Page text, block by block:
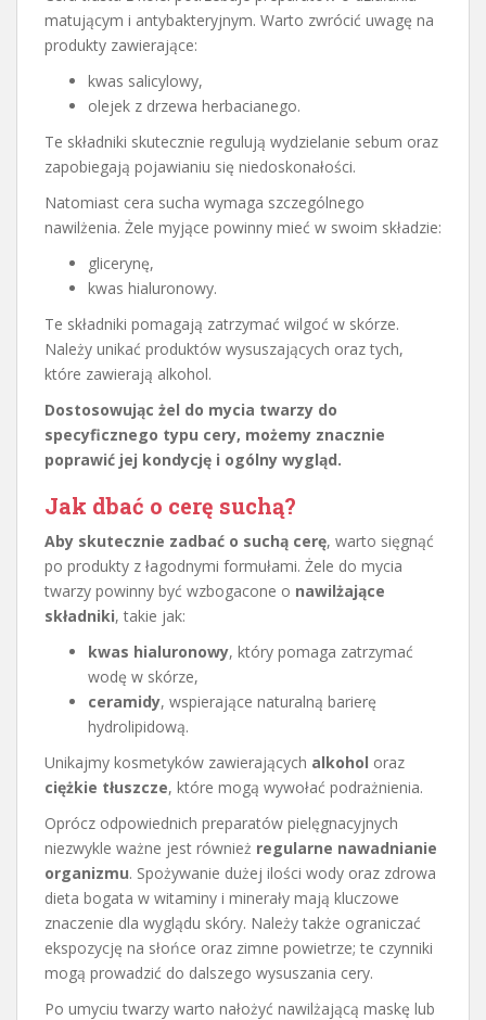
matującym i antybakteryjnym. Warto zwrócić uwagę na
produkty zawierające:
kwas salicylowy,
olejek z drzewa herbacianego.
Te składniki skutecznie regulują wydzielanie sebum oraz
zapobiegają pojawianiu się niedoskonałości.
Natomiast cera sucha wymaga szczególnego
nawilżenia. Żele myjące powinny mieć w swoim składzie:
glicerynę,
kwas hialuronowy.
Te składniki pomagają zatrzymać wilgoć w skórze.
Należy unikać produktów wysuszających oraz tych,
które zawierają alkohol.
Dostosowując żel do mycia twarzy do
specyficznego typu cery, możemy znacznie
poprawić jej kondycję i ogólny wygląd.
Jak dbać o cerę suchą?
Aby skutecznie zadbać o suchą cerę, warto sięgnąć
po produkty z łagodnymi formułami. Żele do mycia
twarzy powinny być wzbogacone o nawilżające
składniki, takie jak:
kwas hialuronowy, który pomaga zatrzymać
wodę w skórze,
ceramidy, wspierające naturalną barierę
hydrolipidową.
Unikajmy kosmetyków zawierających alkohol oraz
ciężkie tłuszcze, które mogą wywołać podrażnienia.
Oprócz odpowiednich preparatów pielęgnacyjnych
niezwykle ważne jest również regularne nawadnianie
organizmu. Spożywanie dużej ilości wody oraz zdrowa
dieta bogata w witaminy i minerały mają kluczowe
znaczenie dla wyglądu skóry. Należy także ograniczać
ekspozycję na słońce oraz zimne powietrze; te czynniki
mogą prowadzić do dalszego wysuszania cery.
Po umyciu twarzy warto nałożyć nawilżającą maskę lub